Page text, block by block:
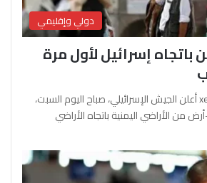
دولي وإقليمي
باتجاه إسرائيل لأول مرة
آفرين علو ـ xeber24.net أعلن الجيش الإسرائيلي، صباح اليوم السبت،
من الأراضي اليمنية باتجاه الأراضي